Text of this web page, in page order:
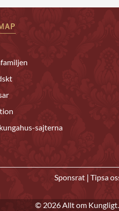
sajterna
Sponsrat | Tipsa
© 2026 Allt om